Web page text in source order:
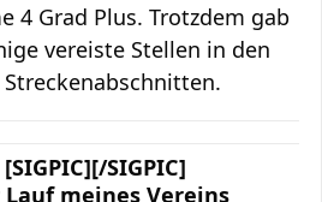
4 Grad Plus. Trotzdem gab
vereiste Stellen in den
[SIGPIC][/SIGPIC]
Lauf meines Vereins